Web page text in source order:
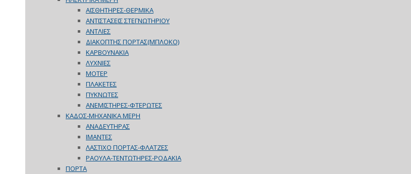
ΑΙΣΘΗΤΗΡΕΣ-ΘΕΡΜΙΚΑ
ΑΝΤΙΣΤΑΣΕΙΣ ΣΤΕΓΝΩΤΗΡΙΟΥ
ΑΝΤΛΙΕΣ
ΔΙΑΚΟΠΤΗΣ ΠΟΡΤΑΣ(ΜΠΛΟΚΟ)
ΚΑΡΒΟΥΝΑΚΙΑ
ΛΥΧΝΙΕΣ
ΜΟΤΕΡ
ΠΛΑΚΕΤΕΣ
ΠΥΚΝΩΤΕΣ
ΑΝΕΜΙΣΤΗΡΕΣ-ΦΤΕΡΩΤΕΣ
ΚΑΔΟΣ-ΜΗΧΑΝΙΚΑ ΜΕΡΗ
ΑΝΑΔΕΥΤΗΡΑΣ
ΙΜΑΝΤΕΣ
ΛΑΣΤΙΧΟ ΠΟΡΤΑΣ-ΦΛΑΤΖΕΣ
ΡΑΟΥΛΑ-ΤΕΝΤΩΤΗΡΕΣ-ΡΟΔΑΚΙΑ
ΠΟΡΤΑ